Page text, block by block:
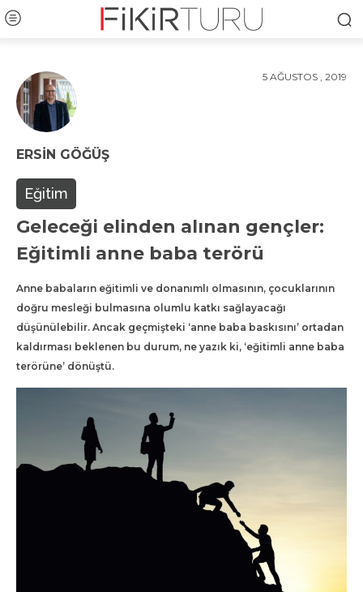
5 AĞUSTOS , 2019
ERSIN GÖĞÜŞ
Eğitim
Geleceği elinden alınan gençler:
Eğitimli anne baba terörü
Anne babaların eğitimli ve donanımlı olmasının, çocuklarının
doğru mesleği bulmasına olumlu katkı sağlayacağı
düşünülebilir. Ancak geçmişteki ‘anne baba baskısını’ ortadan
kaldırması beklenen bu durum, ne yazık ki, ‘eğitimli anne baba
terörüne’ dönüştü.